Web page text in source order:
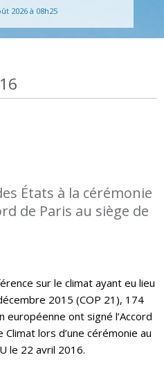
2026 à 08h25
États à la cérémonie
de Paris au siège de
sur le climat ayant eu lieu
2015 (COP 21), 174
européenne ont signé l’Accord
Climat lors d’une cérémonie au
le 22 avril 2016.